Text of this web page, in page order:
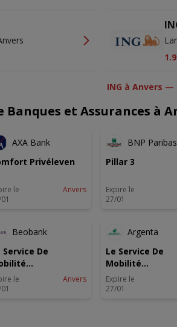
ING à Anvers
et Assurances à
AXA Bank
Privéleven
le
Anvers
BNP Paribas
Pillar 3
Expire le
27/01
Beobank
Service De
le
Anvers
Argenta
Le Service De
Mobilité
Interbancaire
Expire le
27/01